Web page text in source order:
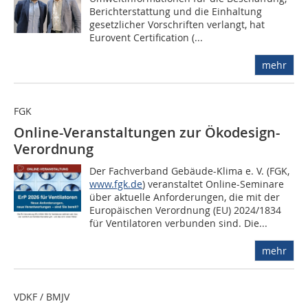
Berichterstattung und die Einhaltung
gesetzlicher Vorschriften verlangt, hat
Eurovent Certification (...
mehr
FGK
Online-Veranstaltungen zur Ökodesign-
Verordnung
Der Fachverband Gebäude-Klima e. V. (FGK,
www.fgk.de) veranstaltet Online-Seminare
über aktuelle Anforderungen, die mit der
Europäischen Verordnung (EU) 2024/1834
für Ventilatoren verbunden sind. Die...
mehr
VDKF / BMJV